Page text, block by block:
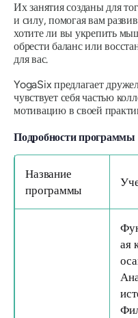
Их занятия созданы для
и силу, помогая вам
хотите ли вы укрепить
обрести баланс или
для вас.
YogaSix предлагает
чувствует себя частью
мотивацию в своей
Подробности программы
Название
программы
ая